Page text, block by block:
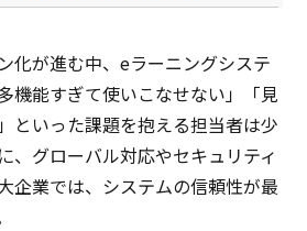
化が進む中、eラーニングシステ
機能すぎて使いこなせない」「見
といった課題を抱える担当者は少
、グローバル対応やセキュリティ
企業では、システムの信頼性が最